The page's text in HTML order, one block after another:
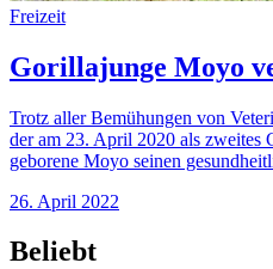
Freizeit
Gorillajunge Moyo
Trotz aller Bemühungen von
der am 23. April 2020 als
geborene Moyo seinen
26. April 2022
Beliebt